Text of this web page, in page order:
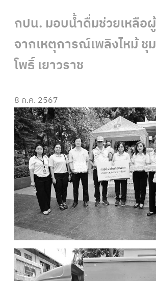
กปน. มอบน้ำดื่มช่วยเหลือ
จากเหตุการณ์เพลิงไหม้ ชุ
โพธิ์ เยาวราช
8 ก.ค. 2567